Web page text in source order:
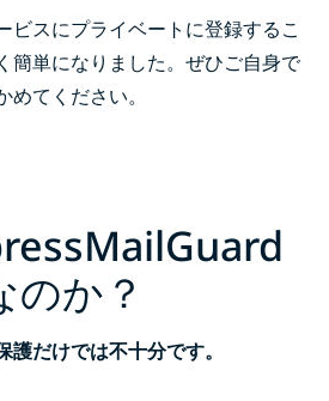
ビスにプライベートに登録するこ
簡単になりました。ぜひご自身で
めてください。
のか？
護だけでは不十分です。